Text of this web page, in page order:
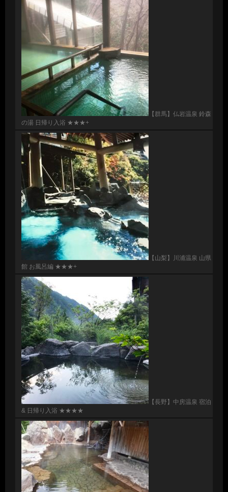
【群馬】仏岩温泉 鈴森
の湯 日帰り入浴 ★★★+
【山梨】川浦温泉 山県
館 お風呂編 ★★★+
【長野】中房温泉 宿泊
& 日帰り入浴 ★★★★